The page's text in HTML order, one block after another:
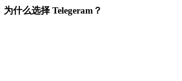
为什么选择 Telegeram？